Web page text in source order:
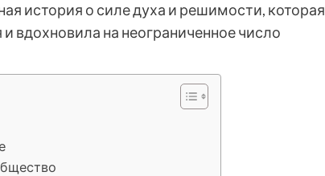
история о силе духа и решимости, которая
вдохновила на неограниченное число